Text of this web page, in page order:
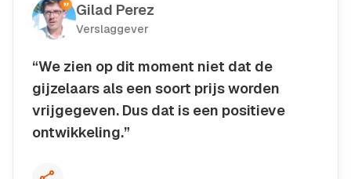
Gilad Perez
Verslaggever
“We zien op dit moment niet dat de
gijzelaars als een soort prijs worden
vrijgegeven. Dus dat is een positieve
ontwikkeling.”
Kopieer quote